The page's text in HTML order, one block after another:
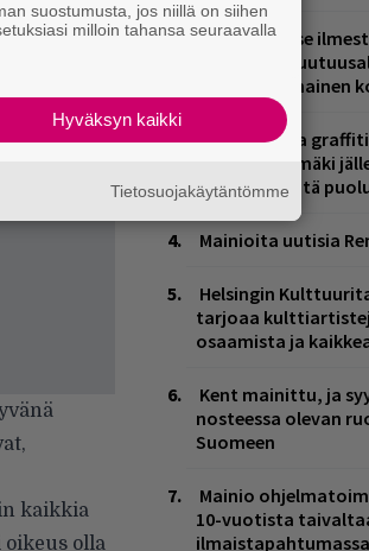
kaikkia
olla
Huomenna se
A.W. Yrjänän
mammuttimainen
Laittomasta
Paavo Arhinmäki
kädessä – näitä
Mainioita uutisia
Helsingin
tarjoaa
osaamista ja
Kent mainittu, ja
nosteessa olevan
Suomeen
Mainio
10-vuotista
suostumusta, jos niillä on siihen
milloin tahansa seuraavalla
Hyväksyn kaikki
Tietosuojakäytäntömme